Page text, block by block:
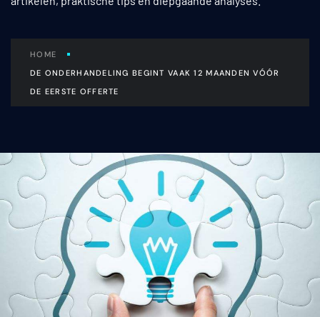
HOME
DE ONDERHANDELING BEGINT VAAK 12 MAANDEN VÓÓR
DE EERSTE OFFERTE